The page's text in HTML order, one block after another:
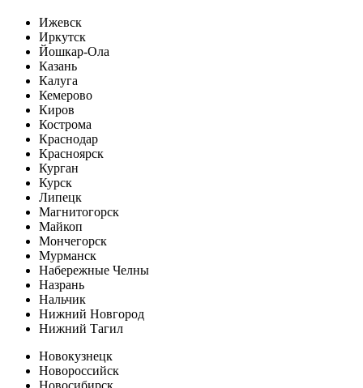
Ижевск
Иркутск
Йошкар-Ола
Казань
Калуга
Кемерово
Киров
Кострома
Краснодар
Красноярск
Курган
Курск
Липецк
Магнитогорск
Майкоп
Мончегорск
Мурманск
Набережные Челны
Назрань
Нальчик
Нижний Новгород
Нижний Тагил
Новокузнецк
Новороссийск
Новосибирск